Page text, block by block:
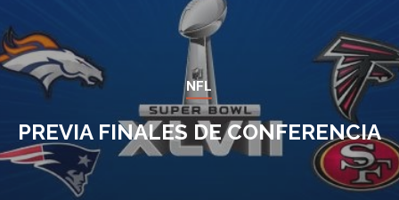
NFL
PREVIA FINALES DE CONFERENCIA